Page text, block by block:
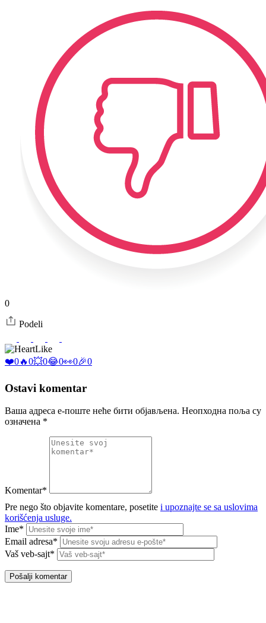
0
Podeli
Like
❤️0🔥0💥0😂0👀0🎉0
Ostavi komentar
Ваша адреса е-поште неће бити објављена. Неопходна поља су
означена *
Komentar*
Pre nego što objavite komentare, posetite i upoznajte se sa uslovima
korišćenja usluge.
Ime*
Email adresa*
Vaš veb-sajt*